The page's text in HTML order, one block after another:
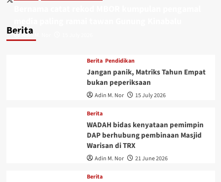
BeritaAdin M. Nor
Berita Pendidikan
Jangan panik, Matriks Tahun Empat
bukan peperiksaan
Adin M. Nor 15 July 2026
Berita
WADAH bidas kenyataan pemimpin
DAP berhubung pembinaan Masjid
Warisan di TRX
Adin M. Nor 21 June 2026
Berita